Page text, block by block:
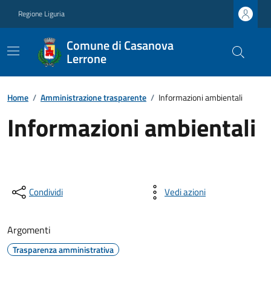
Regione Liguria
Comune di Casanova
Lerrone
Home / Amministrazione trasparente / Informazioni ambientali
Informazioni ambientali
Condividi Vedi azioni
Argomenti
Trasparenza amministrativa